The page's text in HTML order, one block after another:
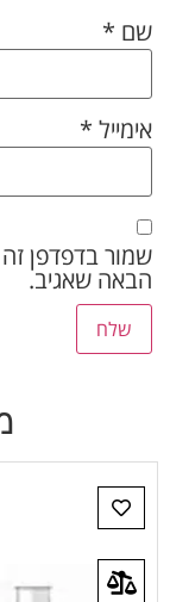
שם *
אימייל *
שמור בדפדפן
הבאה שאגיב.